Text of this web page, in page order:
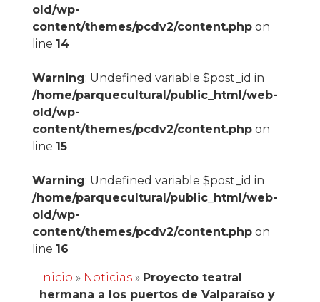
old/wp-
content/themes/pcdv2/content.phpon
line 14
Warning: Undefined variable $post_id in
/home/parquecultural/public_html/web-
old/wp-
content/themes/pcdv2/content.phpon
line 15
Warning: Undefined variable $post_id in
/home/parquecultural/public_html/web-
old/wp-
content/themes/pcdv2/content.phpon
line 16
Inicio » Noticias» Proyecto teatral
hermana a los puertos de Valparaíso y